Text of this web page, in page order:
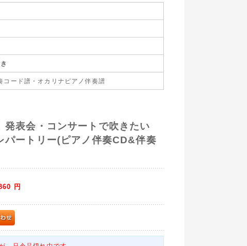
コード譜・オカリナピアノ伴奏譜
発表会・コンサートで吹きたい
パートリー(ピアノ伴奏CD&伴奏
円